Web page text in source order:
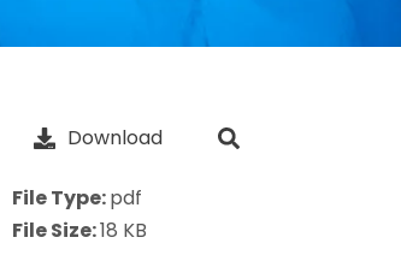
Download
File Type:pdf
File Size:18 KB